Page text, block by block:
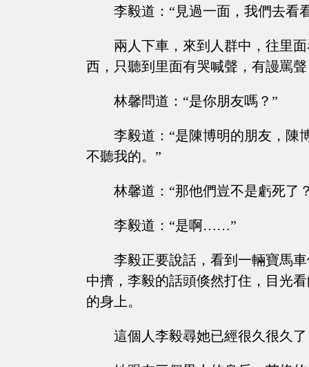
李毅道：“見過一面，我們去看
兩人下車，來到人群中，往里
西，只聽到里面有哭喊聲，有謾罵
林馨問道：“是你朋友嗎？”
李毅道：“是陳博明的朋友，陳
不聽我的。”
林馨道：“那他們豈不是虧死了
李毅道：“是啊……”
李毅正要說話，看到一輛寶馬
中擠，李毅的話頭倏然打住，目光
的身上。
這個人李毅尋她已經很久很久